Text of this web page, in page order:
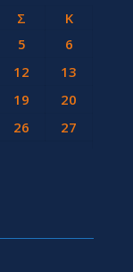
Σ
Κ
5
6
12
13
19
20
26
27